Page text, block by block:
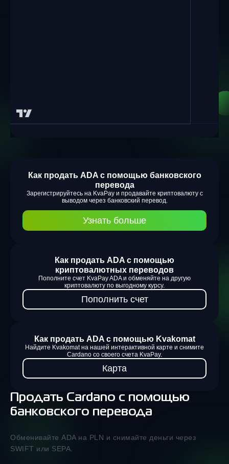
Продать Cardano с помощью
банковского перевода
Обменивайте ADA на PLN и снимайте деньги через
SWIFT или SEPA.
Как продать ADA с помощью банковского
перевода
Зарегистрируйтесь на KvaPay и продавайте криптовалюту с
выводом через банковский перевод.
Узнать больше
Как продать ADA с помощью
криптовалютных переводов
Пополните счет KvaPay ADA и обменяйте на другую
криптовалюту по выгодному курсу.
Пополнить счет
Как продать ADA с помощью Kvakomat
Найдите Kvakomat на нашей интерактивной карте и снимите
Cardano со своего счета KvaPay.
Карта